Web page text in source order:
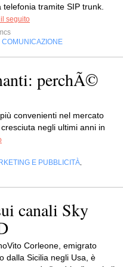
telefonia tramite SIP trunk.
seguito
COMUNICAZIONE
perchÃ©
convenienti nel mercato
negli ultimi anni in
E PUBBLICITÀ
canali Sky
Corleone, emigrato
dalla Sicilia negli Usa, è